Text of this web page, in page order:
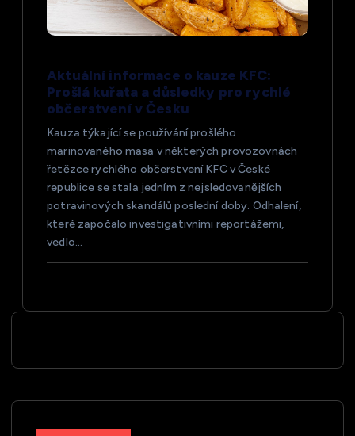
Aktuální informace o kauze KFC:
Prošlá kuřata a důsledky pro rychlé
občerstvení v Česku
Kauza týkající se používání prošlého
marinovaného masa v některých provozovnách
řetězce rychlého občerstvení KFC v České
republice se stala jedním z nejsledovanějších
potravinových skandálů poslední doby. Odhalení,
které započalo investigativními reportážemi,
vedlo…